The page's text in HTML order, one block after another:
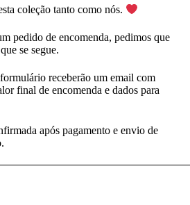
coleção tanto como nós.
pedido de encomenda, pedimos que
se segue.
receberão um email com
final de encomenda e dados para
após pagamento e envio de